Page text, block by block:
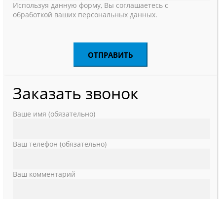
Используя данную форму, Вы соглашаетесь с
обработкой ваших персональных данных.
Заказать звонок
Ваше имя (обязательно)
Ваш телефон (обязательно)
Ваш комментарий